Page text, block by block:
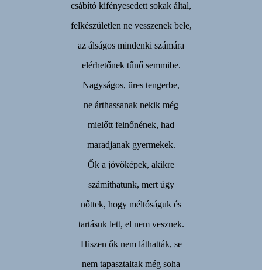
csábító kifényesedett sokak által,
felkészületlen ne vesszenek bele,
az álságos mindenki számára
elérhetőnek tűnő semmibe.
Nagyságos, üres tengerbe,
ne árthassanak nekik még
mielőtt felnőnének, had
maradjanak gyermekek.
Ők a jövőképek, akikre
számíthatunk, mert úgy
nőttek, hogy méltóságuk és
tartásuk lett, el nem vesznek.
Hiszen ők nem láthatták, se
nem tapasztaltak még soha